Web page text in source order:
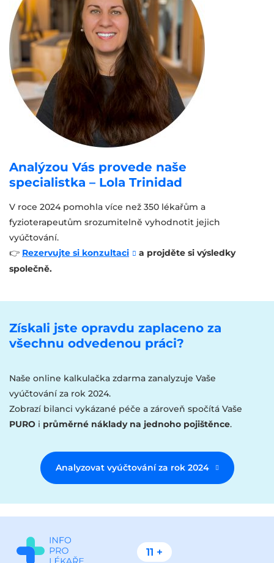
Analýzou Vás provede naše
specialistka – Lola Trinidad
V roce 2024 pomohla více než 350 lékařům a
fyzioterapeutům srozumitelně vyhodnotit jejich
vyúčtování.
👉 Rezervujte si konzultaci
a projděte si výsledky
společně.
Získali jste opravdu zaplaceno za
všechnu odvedenou práci?
Naše online kalkulačka zdarma zanalyzuje Vaše
vyúčtování za rok 2024.
Zobrazí bilanci vykázané péče a zároveň spočítá Vaše
PURO i průměrné náklady na jednoho pojištěnce.
Analyzovat vyúčtování za rok 2024
11 +